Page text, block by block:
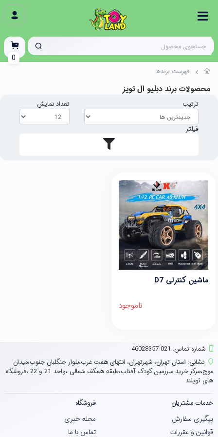
فهرست برندها
محصولات برند دبلیو ال تویز
ترتیب تعداد نمایش
فیلتر
ماشین کنترلی D7
ناموجود
شماره تماس‌: 021-46028357
نشانی: استان تهران، شهرتهران، انتهای همت غرب،بلوار جنگلبان جنوب،میدان
موج،مرکز خرید سرزمین کودک آفتاب،طبقه همکف شمالی ،واحد 21 و 22 ،فروشگاه
های تویلند
خدمات مشتریان
پیگیری سفارش
قوانین و مقررات
فروشگاه
مجله خبری
تماس با ما
0